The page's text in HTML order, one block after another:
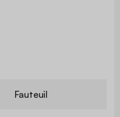
Fauteuil